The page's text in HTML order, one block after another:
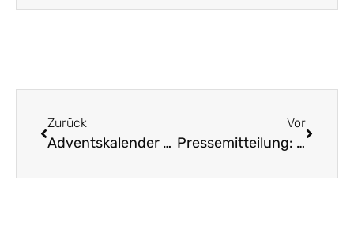
Zurück
Adventskalender 2023
Vor
Pressemitteilung: Realschule in Vilsbiburg unbedingt erhaltenswert